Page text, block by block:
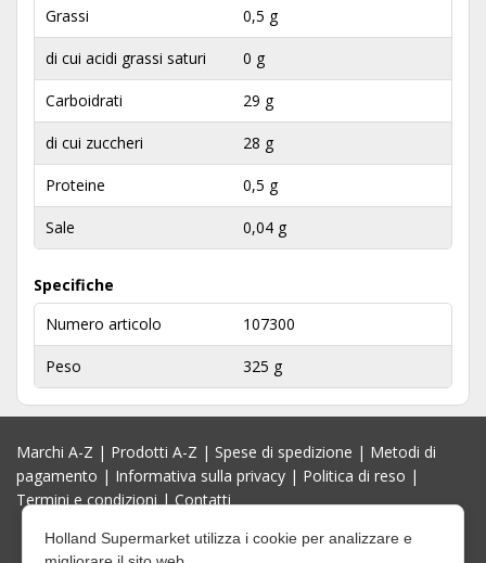
Grassi 0,5 g
di cui acidi grassi saturi 0 g
Carboidrati 29 g
di cui zuccheri 28 g
Proteine 0,5 g
Sale 0,04 g
Specifiche
Numero articolo
107300
Peso 325 g
Marchi A-Z | Prodotti A-Z | Spese di spedizione | Metodi di
pagamento | Informativa sulla privacy | Politica di reso |
Termini e condizioni|Contatti
Holland Supermarket utilizza i cookie per analizzare e